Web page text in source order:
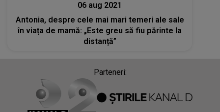
06 aug 2021
Antonia, despre cele mai mari temeri ale sale
în viața de mamă: „Este greu să fiu părinte la
distanță”
Parteneri: